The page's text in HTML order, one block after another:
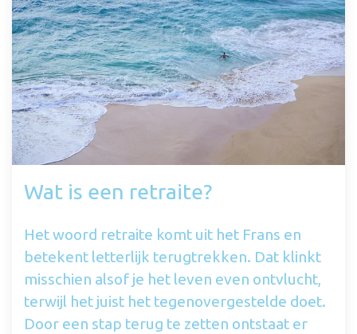
Wat is een retraite?
Het woord retraite komt uit het Frans en
betekent letterlijk terugtrekken. Dat klinkt
misschien alsof je het leven even ontvlucht,
terwijl het juist het tegenovergestelde doet.
Door een stap terug te zetten ontstaat er